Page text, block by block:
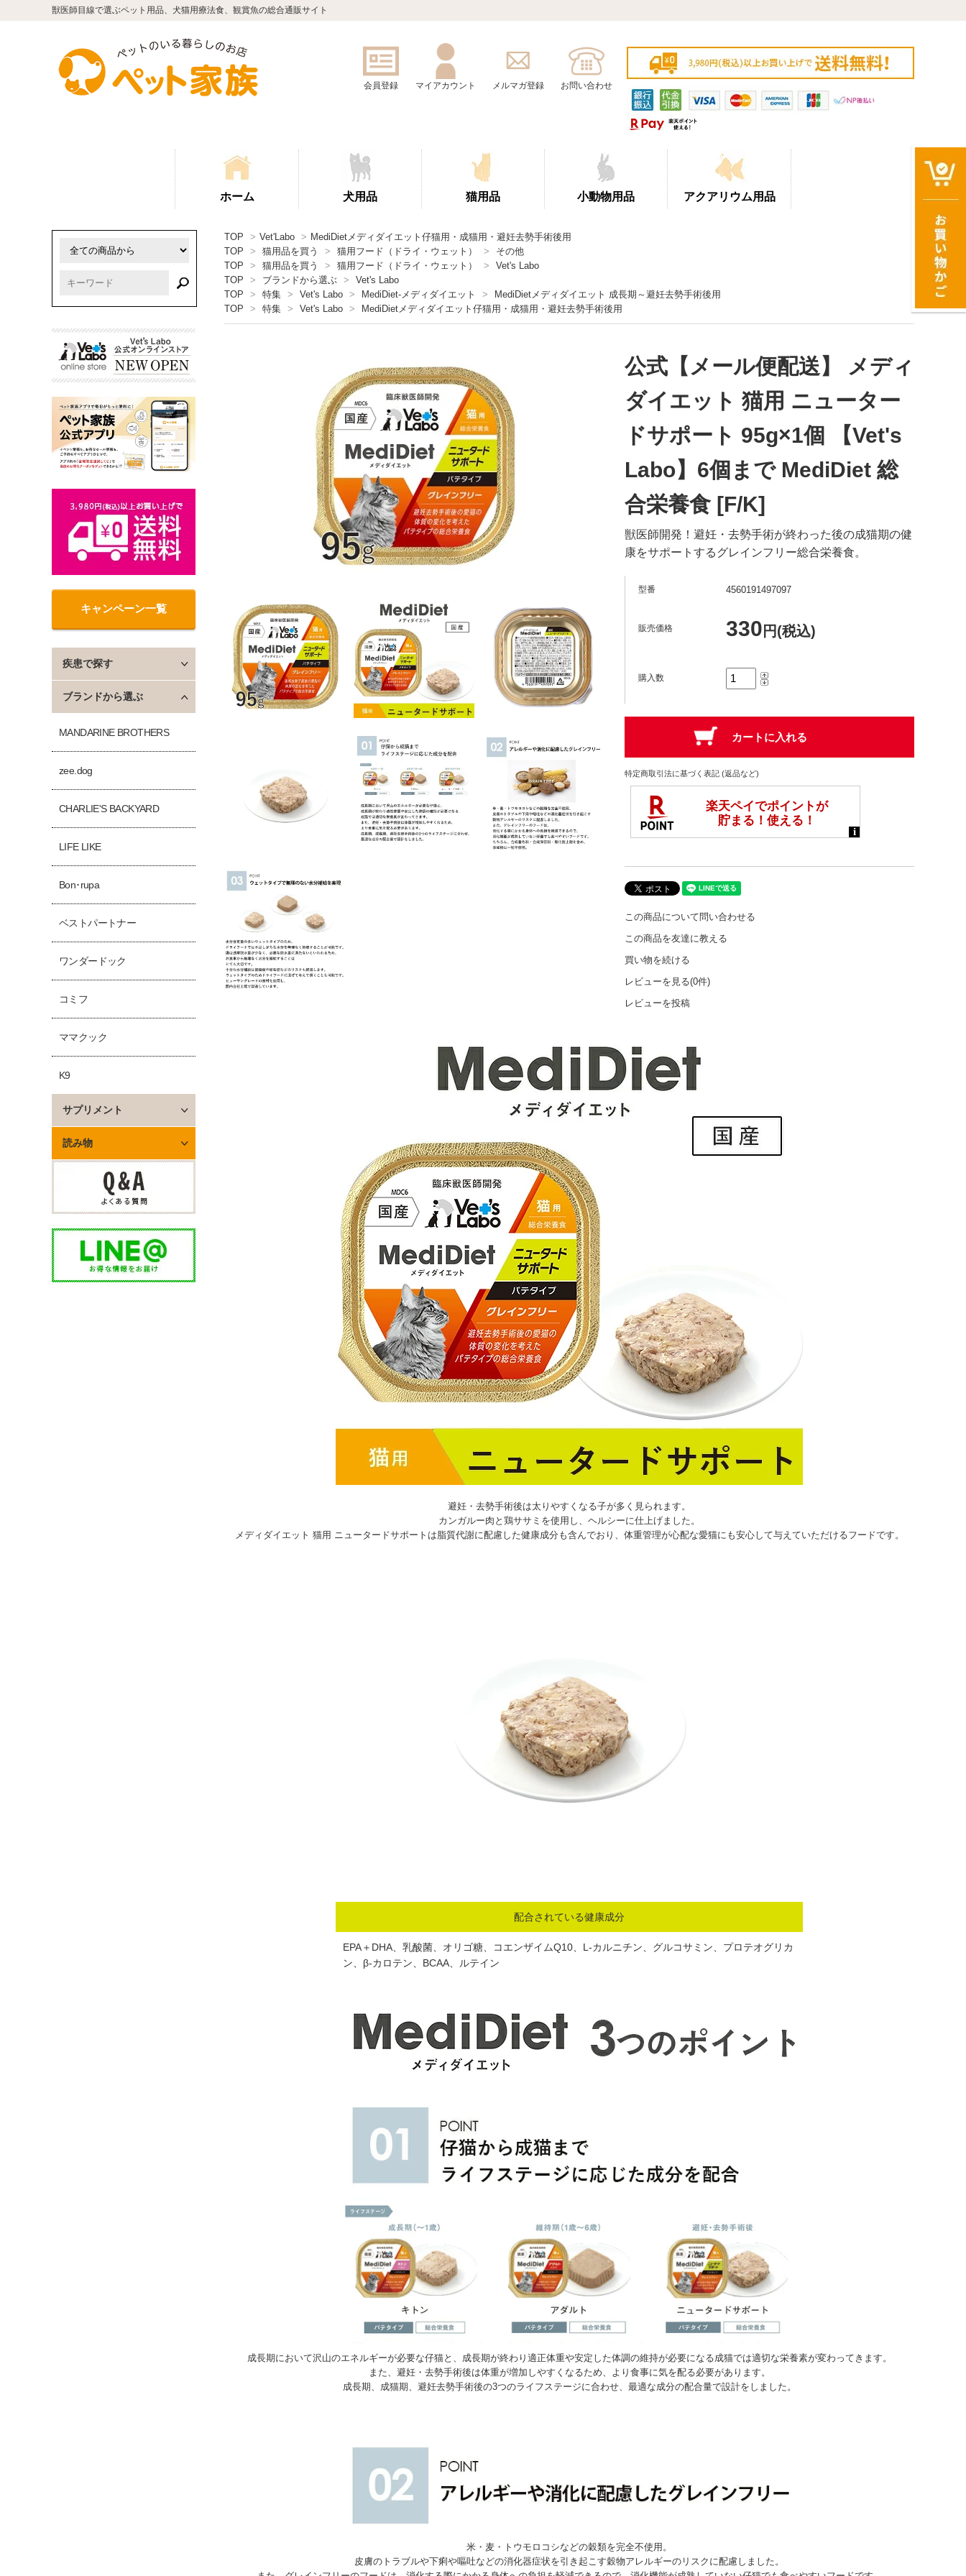
獣医師目線で選ぶペット用品、犬猫用療法食、観賞魚の総合通販サイト
会員登録 マイアカウント メルマガ登録 お問い合わせ
ホーム 犬用品 猫用品 小動物用品 アクアリウム用品
TOP > Vet'Labo > MediDietメディダイエット仔猫用・成猫用・避妊去勢手術後用
TOP
> 猫用品を買う > 猫用フード（ドライ・ウェット） >
その他
TOP
> 猫用品を買う > 猫用フード（ドライ・ウェット） >
Vet's Labo
TOP
> ブランドから選ぶ >
Vet's Labo
TOP
> 特集 > Vet's Labo > MediDiet-メディダイエット >
MediDietメディダイエット 成長期～避妊去勢手術後用
TOP
> 特集 > Vet's Labo > MediDietメディダイエット仔猫用・成猫用・避妊去勢手術後用
公式【メール便配送】 メディ
ダイエット 猫用 ニューター
ドサポート 95g×1個 【Vet's
Labo】6個まで MediDiet 総
合栄養食 [F/K]
獣医師開発！避妊・去勢手術が終わった後の成猫期の健
康をサポートするグレインフリー総合栄養食。
型番 4560191497097
販売価格 330 円(税込)
購入数
特定商取引法に基づく表記 (返品など)
この商品について問い合わせる
この商品を友達に教える
買い物を続ける
レビューを見る(0件)
レビューを投稿
避妊・去勢手術後は太りやすくなる子が多く見られます。
カンガルー肉と鶏ササミを使用し、ヘルシーに仕上げました。
メディダイエット 猫用 ニュータードサポートは脂質代謝に配慮した健康成分も含んでおり、体重管理が心配な愛猫にも安心して与えていただけるフードです。
配合されている健康成分
EPA＋DHA、乳酸菌、オリゴ糖、コエンザイムQ10、L-カルニチン、グルコサミン、プロテオグリカ
ン、β-カロテン、BCAA、ルテイン
成長期において沢山のエネルギーが必要な仔猫と、成長期が終わり適正体重や安定した体調の維持が必要になる成猫では適切な栄養素が変わってきます。
また、避妊・去勢手術後は体重が増加しやすくなるため、より食事に気を配る必要があります。
成長期、成猫期、避妊去勢手術後の3つのライフステージに合わせ、最適な成分の配合量で設計をしました。
米・麦・トウモロコシなどの穀類を完全不使用。
皮膚のトラブルや下痢や嘔吐などの消化器症状を引き起こす穀物アレルギーのリスクに配慮しました。
キャンペーン一覧
疾患で探す
ブランドから選ぶ
MANDARINE BROTHERS
zee.dog
CHARLIE'S BACKYARD
LIFE LIKE
Bon･rupa
ベストパートナー
ワンダードック
コミフ
ママクック
K9
サプリメント
読み物